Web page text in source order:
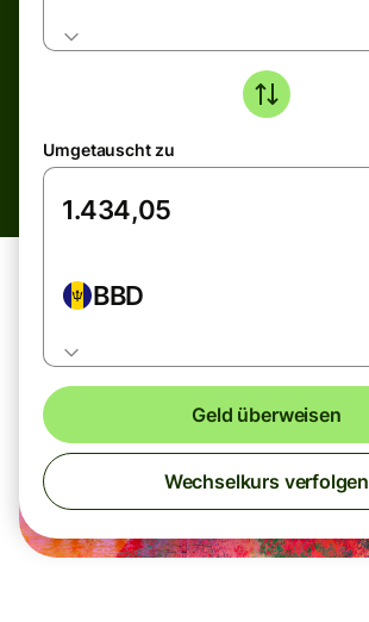
Umgetauscht zu
BBD
Geld überweisen
Wechselkurs verfolgen